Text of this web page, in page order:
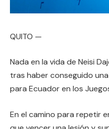
QUITO —
Nada en la vida de Neisi
tras haber conseguido
para Ecuador en los
En el camino para repetir